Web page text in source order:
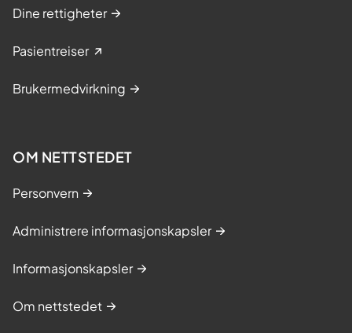
Dine rettigheter
Pasientreiser
Brukermedvirkning
OM NETTSTEDET
Personvern
Administrere informasjonskapsler
Informasjonskapsler
Om nettstedet